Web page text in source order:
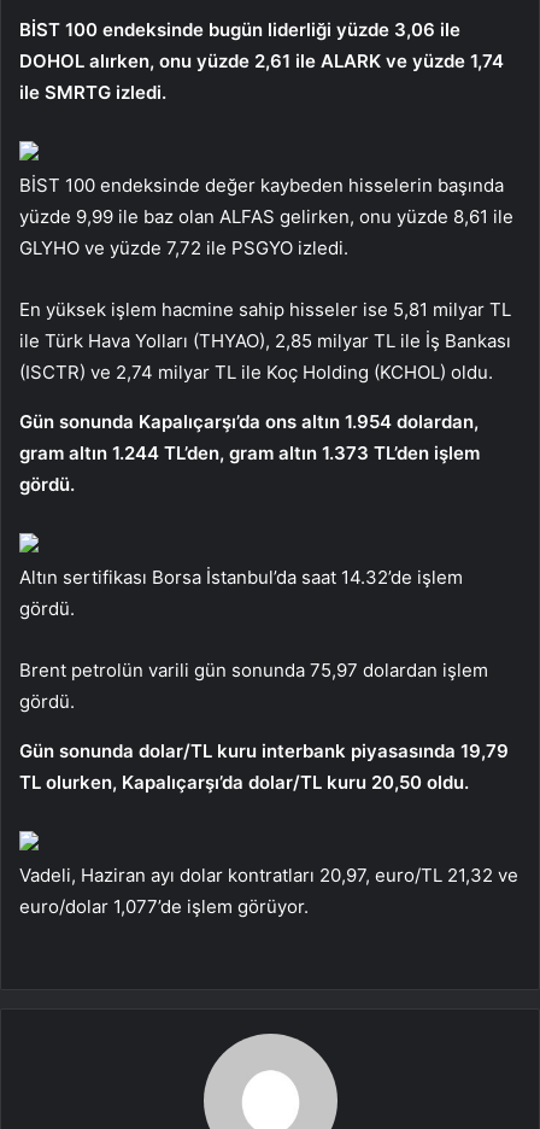
BİST 100 endeksinde bugün liderliği yüzde 3,06 ile
DOHOL alırken, onu yüzde 2,61 ile ALARK ve yüzde 1,74
ile SMRTG izledi.
BİST 100 endeksinde değer kaybeden hisselerin başında
yüzde 9,99 ile baz olan ALFAS gelirken, onu yüzde 8,61 ile
GLYHO ve yüzde 7,72 ile PSGYO izledi.
En yüksek işlem hacmine sahip hisseler ise 5,81 milyar TL
ile Türk Hava Yolları (THYAO), 2,85 milyar TL ile İş Bankası
(ISCTR) ve 2,74 milyar TL ile Koç Holding (KCHOL) oldu.
Gün sonunda Kapalıçarşı’da ons altın 1.954 dolardan,
gram altın 1.244 TL’den, gram altın 1.373 TL’den işlem
gördü.
Altın sertifikası Borsa İstanbul’da saat 14.32’de işlem
gördü.
Brent petrolün varili gün sonunda 75,97 dolardan işlem
gördü.
Gün sonunda dolar/TL kuru interbank piyasasında 19,79
TL olurken, Kapalıçarşı’da dolar/TL kuru 20,50 oldu.
Vadeli, Haziran ayı dolar kontratları 20,97, euro/TL 21,32 ve
euro/dolar 1,077’de işlem görüyor.